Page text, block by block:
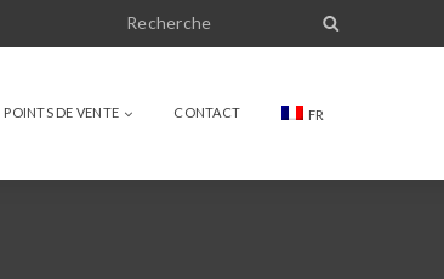
POINTS DE VENTE CONTACT FR